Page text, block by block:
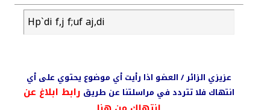
Hp`di f,j f;uf aj,di
عزيزي الزائر / العضو اذا رأيت أي موضوع يحتوي على أي
انتهاك فلا تتردد في مراسلتنا عن طريق رابط ابلاغ عن